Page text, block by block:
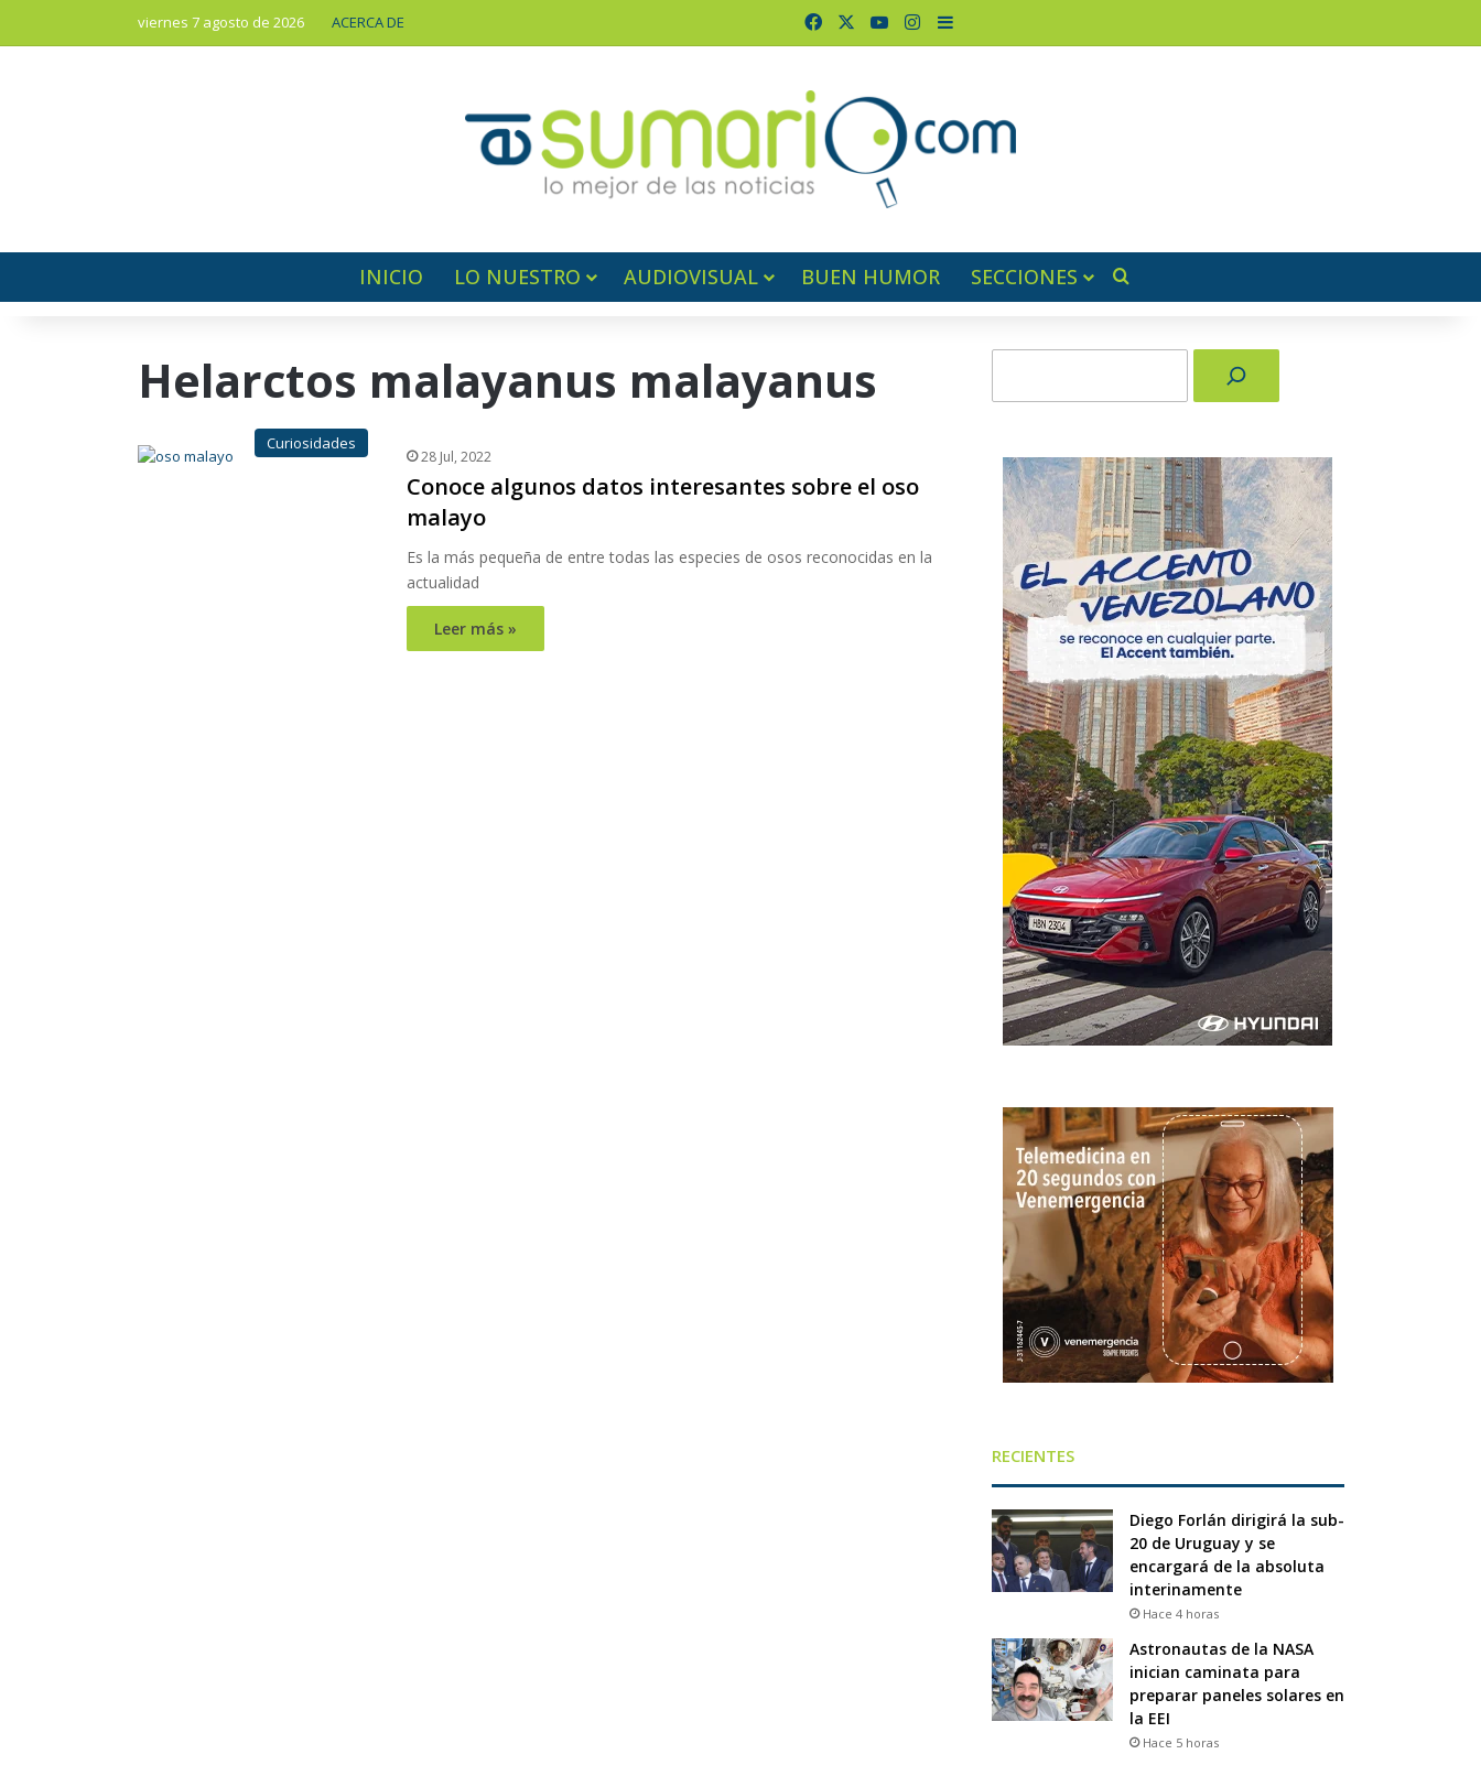
viernes 7 agosto de 2026 ACERCA DE FacebookYouTubeInstagram
Barra lateral
INICIO LO NUESTRO AUDIOVISUAL BUEN HUMOR SECCIONES
Helarctos malayanus malayanus
Curiosidades
28 Jul, 2022
Conoce algunos datos interesantes sobre el oso
malayo
Es la más pequeña de entre todas las especies de osos reconocidas en la
actualidad
Leer más »
RECIENTES
Diego Forlán dirigirá la sub-
20 de Uruguay y se
encargará de la absoluta
interinamente
Hace 4 horas
Astronautas de la NASA
inician caminata para
preparar paneles solares en
la EEI
Hace 5 horas